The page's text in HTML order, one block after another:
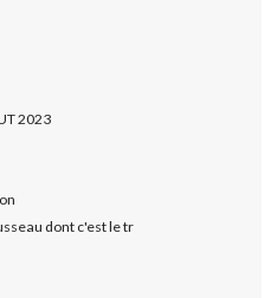
2023
dont c'est le tr